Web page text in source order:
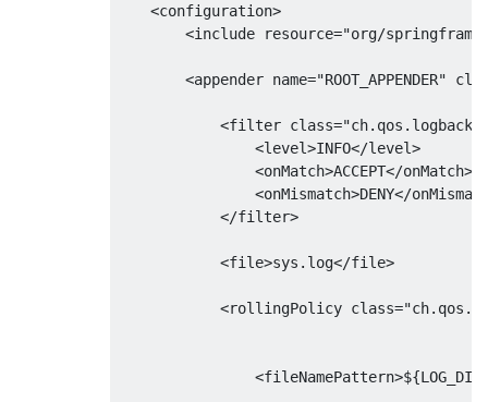
    <configuration>
<include resource="org/
<appender name="ROOT_APPENDER"
<filter
                <level>INFO</level>
                <onMatch>ACCEPT</onMatch>
<onMismatch>DENY</
            </filter>
            <file>sys.log</file>
<rollingPolicy